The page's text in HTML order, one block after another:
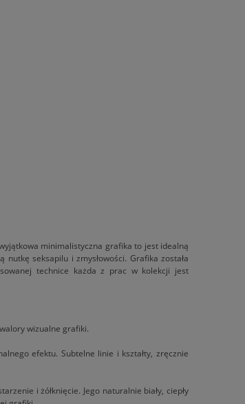
minimalistyczna grafika to jest idealną
seksapilu i zmysłowości. Grafika została
technice każda z prac w kolekcji jest
wizualne grafiki.
efektu. Subtelne linie i kształty, zręcznie
i żółknięcie. Jego naturalnie biały, ciepły